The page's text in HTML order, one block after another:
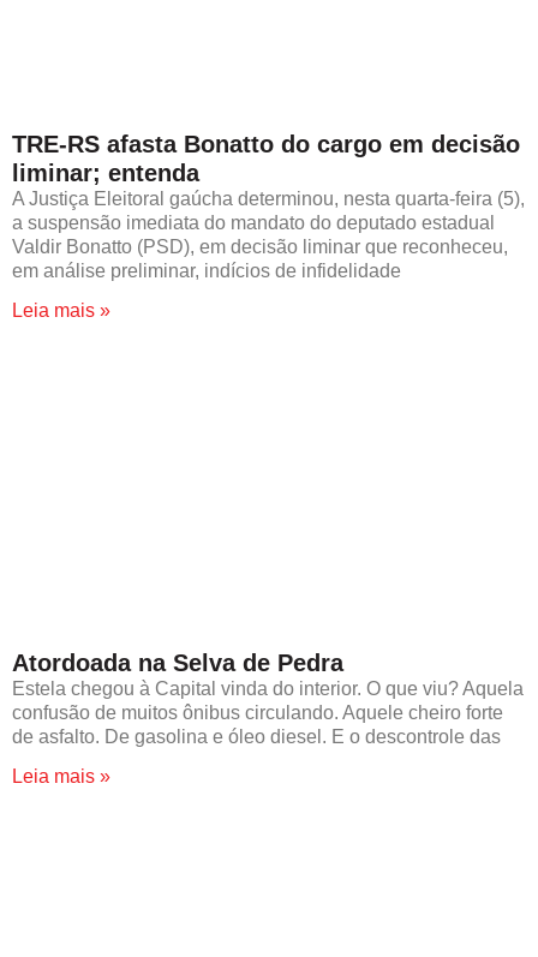
TRE-RS afasta Bonatto do cargo em decisão
liminar; entenda
A Justiça Eleitoral gaúcha determinou, nesta quarta-feira (5),
a suspensão imediata do mandato do deputado estadual
Valdir Bonatto (PSD), em decisão liminar que reconheceu,
em análise preliminar, indícios de infidelidade
Leia mais »
Atordoada na Selva de Pedra
Estela chegou à Capital vinda do interior. O que viu? Aquela
confusão de muitos ônibus circulando. Aquele cheiro forte
de asfalto. De gasolina e óleo diesel. E o descontrole das
Leia mais »